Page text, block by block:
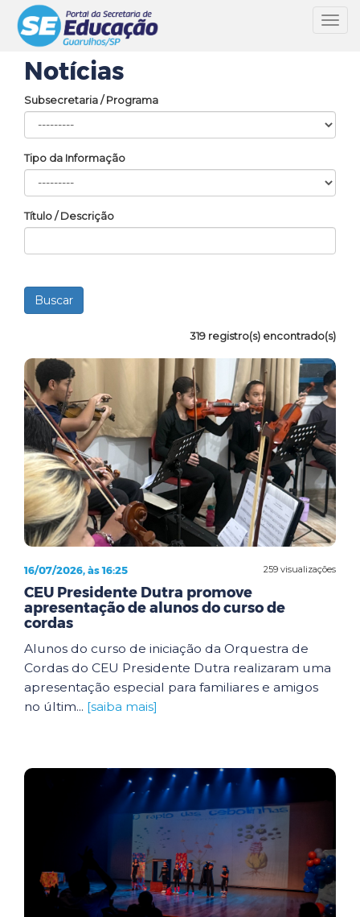
Notícias
Subsecretaria / Programa
Tipo da Informação
Título / Descrição
319 registro(s) encontrado(s)
259 visualizações
16/07/2026, às 16:25
CEU Presidente Dutra promove
apresentação de alunos do curso de
cordas
Alunos do curso de iniciação da Orquestra de
Cordas do CEU Presidente Dutra realizaram uma
apresentação especial para familiares e amigos
no últim... [saiba mais]